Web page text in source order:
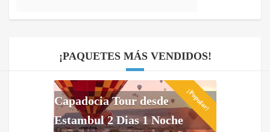
¡PAQUETES MÁS VENDIDOS!
¡Popular!
Capadocia Tour desde
Estambul 2 Dias 1 Noche